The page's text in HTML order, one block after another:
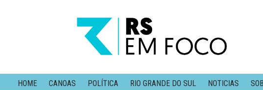
HOME CANOAS POLÍTICA RIO GRANDE DO SUL NOTICIAS